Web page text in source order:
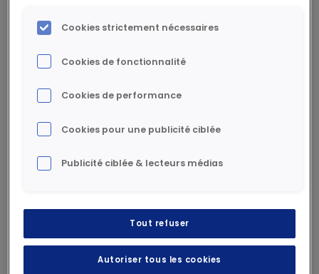
transformation digitale et culturelle des
concrétiser ses ambitions en termes de
1 document à télécharger
Nomination de Sabine Haman
Télécharger
Cookies strictement nécessaires
Cookies de fonctionnalité
Cookies de performance
Cookies pour une publicité ciblée
Publicité ciblée & lecteurs médias
Tout refuser
Autoriser tous les cookies